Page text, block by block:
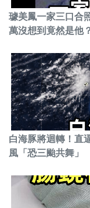
璩美鳳一家三口合
萬沒想到竟然是他
白海豚將迴轉！直
風「恐三颱共舞」